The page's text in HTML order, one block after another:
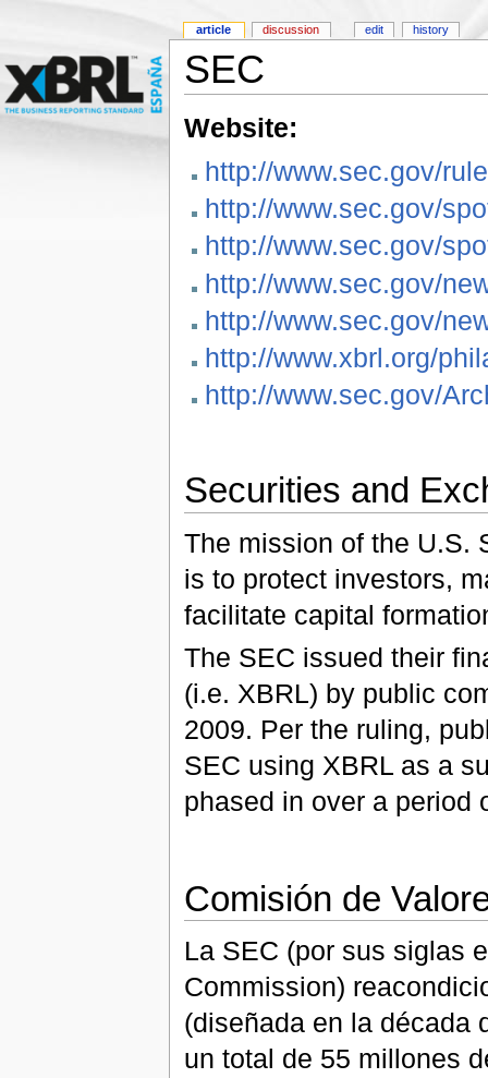
SEC
Website:
http://www.sec.gov/
http://www.sec.gov/
http://www.sec.gov/
http://www.sec.gov/
http://www.sec.gov/
http://www.xbrl.org/
http://www.sec.gov/
Securities and
The mission of the U.S.
is to protect investors,
facilitate capital
The SEC issued their
(i.e. XBRL) by public
2009. Per the ruling,
SEC using XBRL as a
phased in over a period
Comisión de
La SEC (por sus siglas
Commission)
(diseñada en la década
un total de 55 millones
article discussion edit history